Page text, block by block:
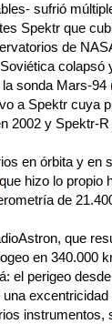
sufrió
Spektr que
de
colapsó
sonda Mars-94
a Spektr cuya
2002 y Spektr-
en órbita y en
que hizo lo propio
de
que
en 340.000
el perigeo